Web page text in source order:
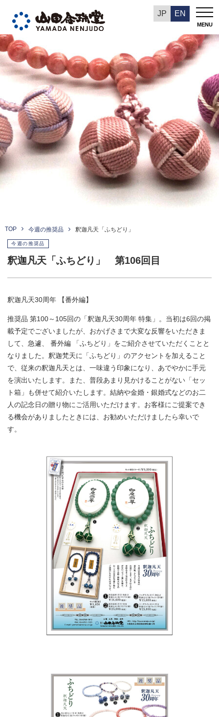
JP EN
MENU
今週の推奨品
TOP 今週の推奨品 釈迦凡天「ふちどり」
今週の推奨品
釈迦凡天「ふちどり」 第106回目
釈迦凡天30周年 【番外編】
推奨品 第100～105回の「釈迦凡天30周年 特集」。当初は6回の掲
載予定でございましたが、おかげさまで大変な反響をいただきま
して、急遽、 番外編 「ふちどり」をご紹介させていただくことと
なりました。釈迦梵天に「ふちどり」のアクセントを加えること
で、従来の釈迦凡天とは、一味違う印象になり、あでやかに手元
を演出いたします。また、普段あまり見かけることがない「セッ
ト箱」も併せて紹介いたします。結納や金婚・銀婚式などのお二
人の記念日の贈り物にご活用いただけます。お客様にご提案でき
る機会がありましたときには、お勧めいただけましたら幸いで
す。